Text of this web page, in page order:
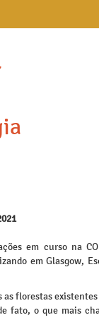
em curso na
em Glasgow,
as florestas
fato, o que mais